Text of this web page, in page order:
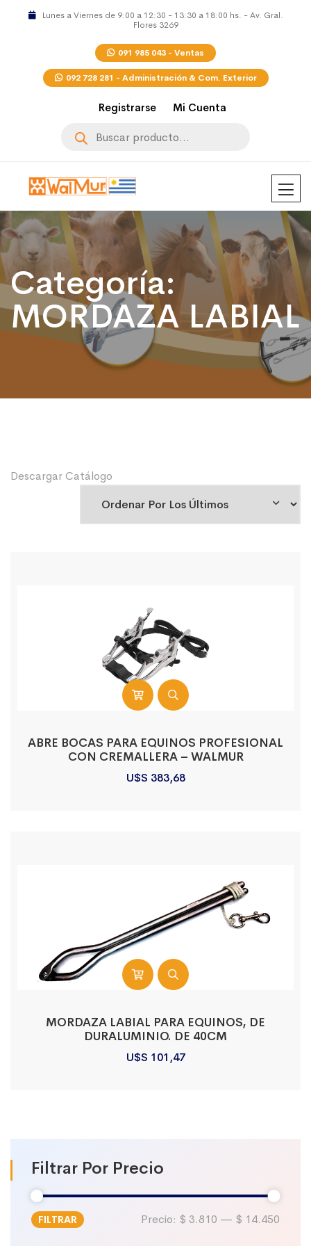
Lunes a Viernes de 9:00 a 12:30 - 13:30 a 18:00 hs. - Av. Gral.
Flores 3269
091 985 043 - Ventas
092 728 281 - Administración & Com. Exterior
Registrarse Mi Cuenta
Categoría:
MORDAZA LABIAL
Filtrar Por Precio
Precio
Precio
FILTRAR Precio: $ 3.810 — $ 14.450
Descargar Catálogo
ABRE BOCAS PARA EQUINOS PROFESIONAL
CON CREMALLERA – WALMUR
U$S 383,68
MORDAZA LABIAL PARA EQUINOS, DE
DURALUMINIO. DE 40CM
U$S 101,47